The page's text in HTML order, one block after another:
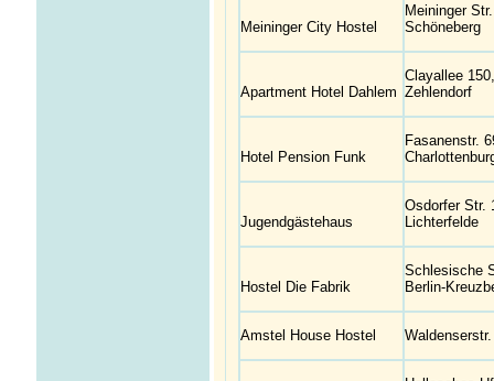
Meininger City Hostel
Meininger
Schöneberg
Apartment Hotel Dahlem
Clayallee
Zehlendorf
Hotel Pension Funk
Fasanenstr.
Jugendgästehaus
Osdorfer Str.
Lichterfelde
Hostel Die Fabrik
Schlesische
Berlin-
Amstel House Hostel